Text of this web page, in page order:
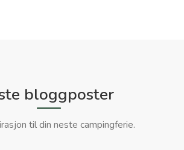
bloggposter
til din neste campingferie.